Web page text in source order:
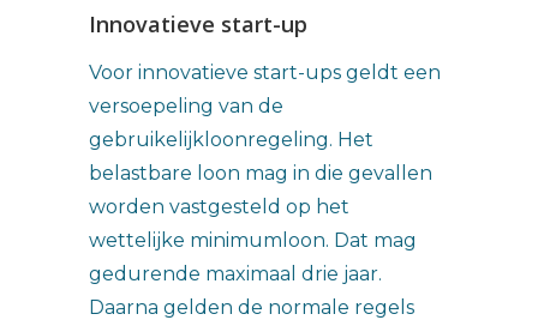
Innovatieve start-up
Voor innovatieve start-ups geldt een
versoepeling van de
gebruikelijkloonregeling. Het
belastbare loon mag in die gevallen
worden vastgesteld op het
wettelijke minimumloon. Dat mag
gedurende maximaal drie jaar.
Daarna gelden de normale regels